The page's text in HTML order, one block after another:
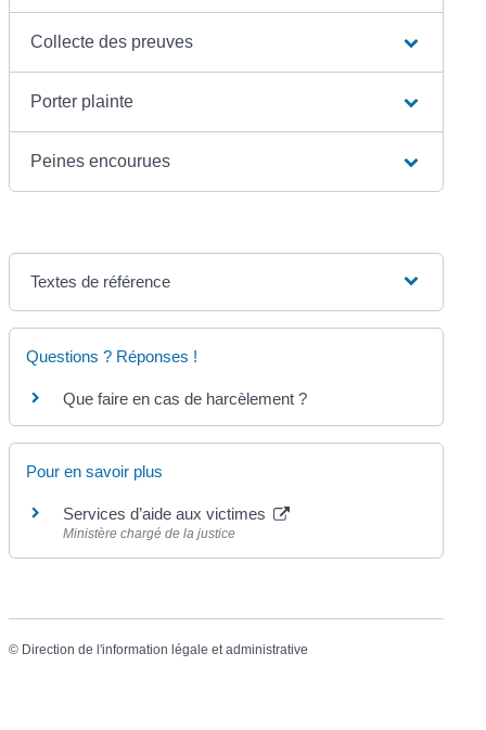
Collecte des preuves
Porter plainte
Peines encourues
Textes de référence
Questions ? Réponses !
Que faire en cas de harcèlement ?
Pour en savoir plus
Services d’aide aux victimes
Ministère chargé de la justice
© Direction de l'information légale et administrative